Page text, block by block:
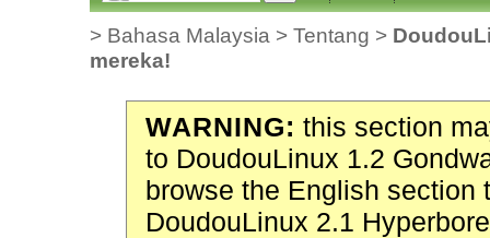
> Bahasa Malaysia > Tentang >
mereka!
WARNING: this section
to DoudouLinux 1.2
browse the English section
DoudouLinux 2.1